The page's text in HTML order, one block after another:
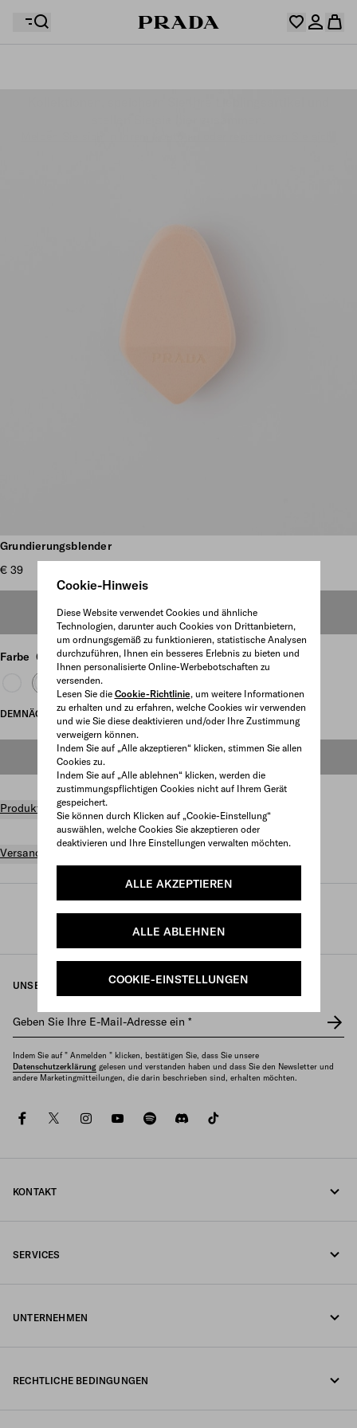
Cookie-Hinweis
Diese Website verwendet Cookies und ähnliche
Technologien, darunter auch Cookies von Drittanbietern,
um ordnungsgemäß zu funktionieren, statistische Analysen
durchzuführen, Ihnen ein besseres Erlebnis zu bieten und
Ihnen personalisierte Online-Werbebotschaften zu
versenden.
Lesen Sie die Cookie-Richtlinie, um weitere Informationen
zu erhalten und zu erfahren, welche Cookies wir verwenden
und wie Sie diese deaktivieren und/oder Ihre Zustimmung
verweigern können.
Indem Sie auf „Alle akzeptieren“ klicken, stimmen Sie allen
Cookies zu.
Indem Sie auf „Alle ablehnen“ klicken, werden die
zustimmungspflichtigen Cookies nicht auf Ihrem Gerät
gespeichert.
Sie können durch Klicken auf „Cookie-Einstellung“
auswählen, welche Cookies Sie akzeptieren oder
deaktivieren und Ihre Einstellungen verwalten möchten.
ALLE AKZEPTIEREN
ALLE ABLEHNEN
COOKIE-EINSTELLUNGEN
Grundierungsblender
€ 39
DEMNÄCHST ONLINE ERHÄLTLICH
Farbe 01 - LIGHT
DEMNÄCHST ONLINE ERHÄLTLICH
DEMNÄCHST ONLINE ERHÄLTLICH
Produktdetails
Versand und Rückgabe gratis
Prada / Parfums und beauty / Beauty /
Pinsel und accessoires
UNSEREN NEWSLETTER ERHALTEN
Geben Sie Ihre E-Mail-Adresse ein *
Indem Sie auf " Anmelden " klicken, bestätigen Sie, dass Sie unsere
Datenschutzerklärung gelesen und verstanden haben und dass Sie den Newsletter und
andere Marketingmitteilungen, die darin beschrieben sind, erhalten möchten.
facebooktwitterinstagramyoutubespotifydiscord
KONTAKT
SERVICES
UNTERNEHMEN
RECHTLICHE BEDINGUNGEN